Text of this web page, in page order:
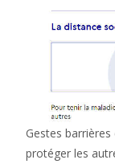
Gestes
protéger les